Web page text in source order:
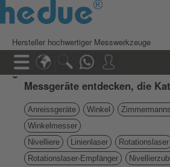
Hersteller hochwertiger Messwerkzeuge
Messgeräte entdecken, die
Anreissgeräte Winkel
Winkelmesser
Nivelliere
Linienlaser
Rotationslaser
Rotationslaser-Empfänger